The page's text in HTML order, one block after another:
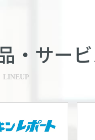
・ サー
LINEUP